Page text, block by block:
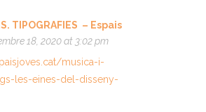
TIPOGRAFIES – Espais
18, 2020 at 3:02 pm
musica-i-
les-eines-del-disseny-